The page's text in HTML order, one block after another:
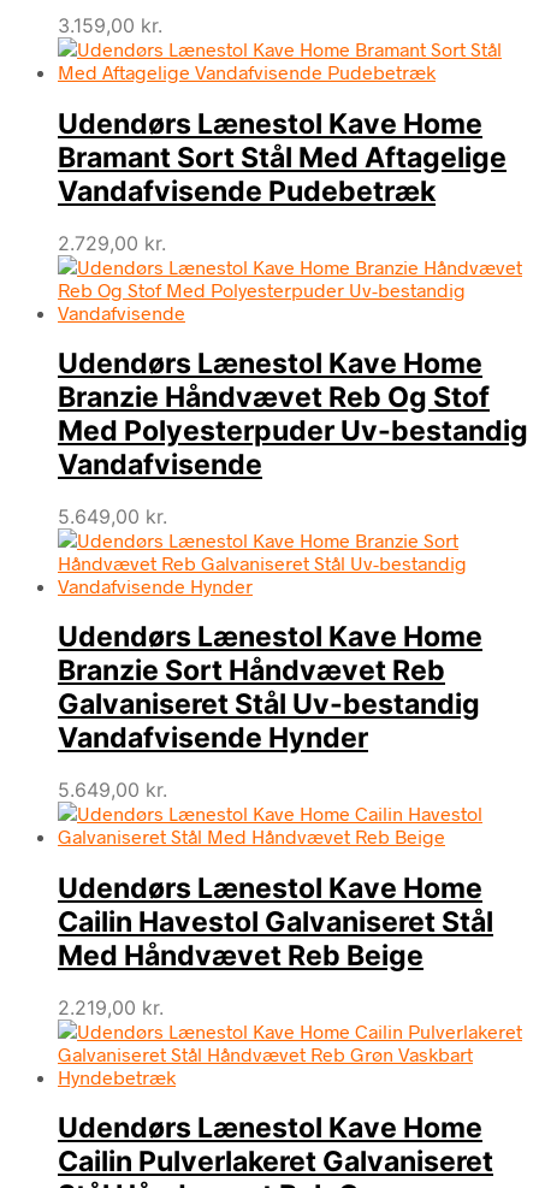
3.159,00 kr.
Udendørs Lænestol Kave Home
Bramant Sort Stål Med Aftagelige
Vandafvisende Pudebetræk
2.729,00 kr.
Udendørs Lænestol Kave Home
Branzie Håndvævet Reb Og Stof
Med Polyesterpuder Uv-bestandig
Vandafvisende
5.649,00 kr.
Udendørs Lænestol Kave Home
Branzie Sort Håndvævet Reb
Galvaniseret Stål Uv-bestandig
Vandafvisende Hynder
5.649,00 kr.
Udendørs Lænestol Kave Home
Cailin Havestol Galvaniseret Stål
Med Håndvævet Reb Beige
2.219,00 kr.
Udendørs Lænestol Kave Home
Cailin Pulverlakeret Galvaniseret